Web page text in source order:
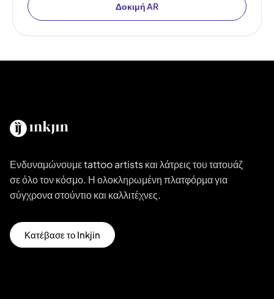
Δοκιμή AR
Ενδυναμώνουμε tattoo artists και λάτρεις του τατουάζ
σε όλο τον κόσμο. Η ολοκληρωμένη πλατφόρμα για
σύγχρονα στούντιο και καλλιτέχνες.
Κατέβασε το Inkjin